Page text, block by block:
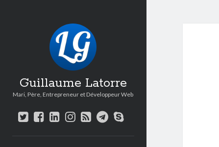
Guillaume Latorre
Mari, Père, Entrepreneur et Développeur Web
twitter
facebook
linkedin
instagram
rsstelegram
skype